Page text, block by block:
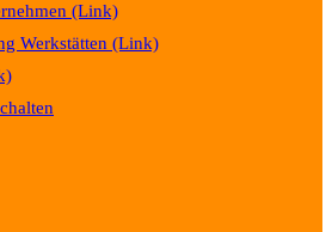
(Link)
Werkstätten (Link)